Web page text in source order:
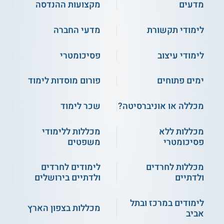
ולהטמיע מערכות ארגוניות שונות כמו SAP,
יישום מודלים MM ו - FI ב - SAP:
במערכת SAP וליישום של מודלים מתקדמים
לוגיסטי. הקורס כולל כ - 255 שעות לימוד.
ניתוח מערכות עסקיות BA: קורס מנתחי
לימוד. במסגרתו מכירים מודלים שונים בתוכנה
שמאפשרים לתעדף דרישות ארגוניות ולבקר
מדעים
מקצועות ההנדסה
לימודי תקשורת
מדעי החברה
לימודי עיצוב
פסיכומטרי
ימים פתוחים
פורום מוסדות לימוד
מכללה או אוניברסיטה?
שכר לימוד
מכללות ללא
פסיכומטרי
מכללות ללימודי
משפטים
מכללות לחרדים
ולדתיים
לימודים לחרדים
ולדתיים בירושלים
לימודים במרכז ובתל
אביב
מכללות בצפון הארץ